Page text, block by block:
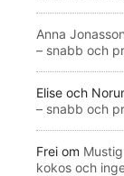
Anna Jonasson
– snabb och
Elise och
– snabb och
Frei om
kokos och